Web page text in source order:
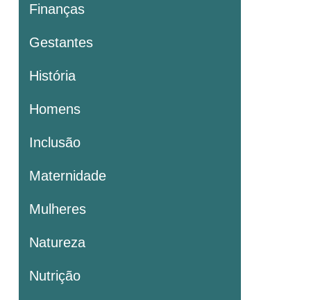
Finanças
Gestantes
História
Homens
Inclusão
Maternidade
Mulheres
Natureza
Nutrição